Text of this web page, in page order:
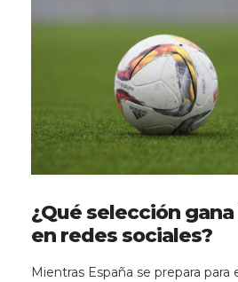
¿Qué selección
en redes sociales?
Mientras España se prepara para